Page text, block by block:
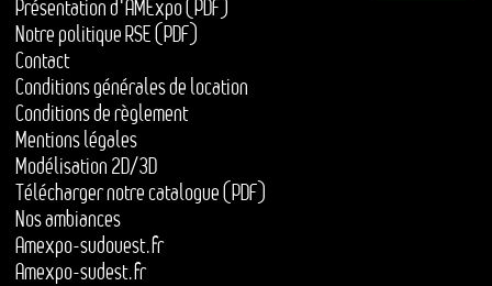
Présentation d'AMExpo (PDF)
Notre politique RSE (PDF)
Contact
Conditions générales de location
Conditions de règlement
Mentions légales
Modélisation 2D/3D
Télécharger notre catalogue (PDF)
Nos ambiances
Amexpo-sudouest.fr
Amexpo-sudest.fr